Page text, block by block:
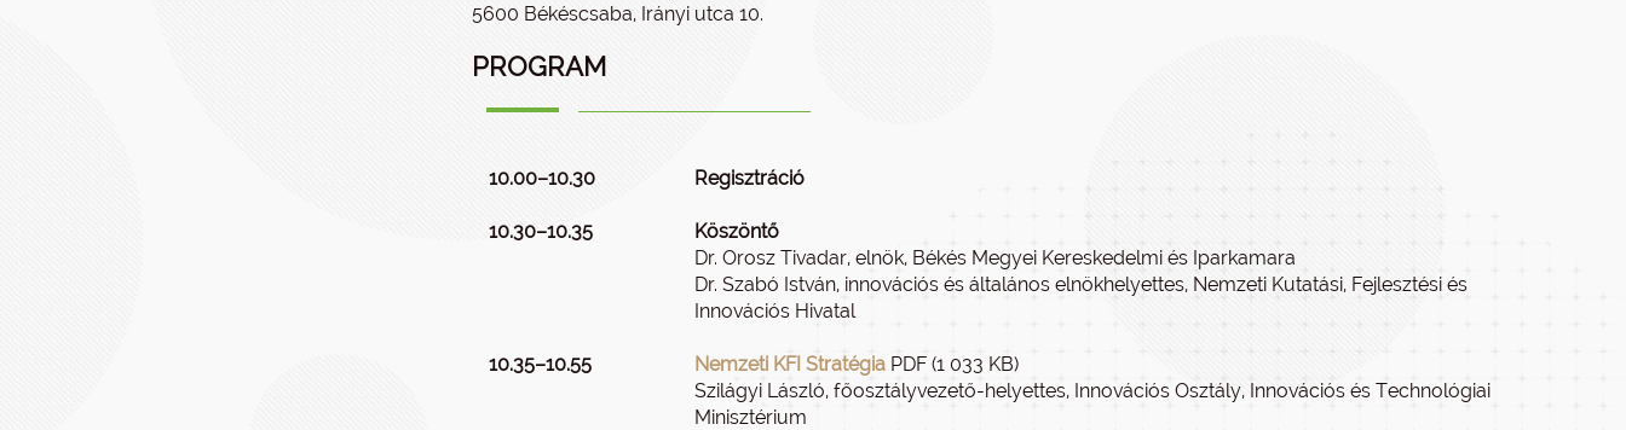
5600 Békéscsaba, Irányi utca 10.
PROGRAM
10.00–10.30 Regisztráció
10.30–10.35
Köszöntő
Dr. Orosz Tivadar, elnök, Békés Megyei Kereskedelmi és Iparkamara
Dr. Szabó István, innovációs és általános elnökhelyettes, Nemzeti Kutatási, Fejlesztési és
Innovációs Hivatal
10.35–10.55 Nemzeti KFI Stratégia PDF (1 033 KB)
Szilágyi László, főosztályvezető-helyettes, Innovációs Osztály, Innovációs és Technológiai
Minisztérium